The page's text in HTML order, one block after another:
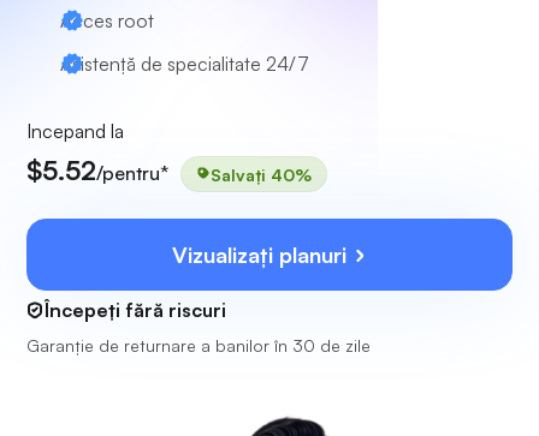
Acces root
Asistență de specialitate 24/7
Incepand la
$5.52/pentru* Salvați 40%
Vizualizați planuri
Începeți fără riscuri
Garanție de returnare a banilor în 30 de zile